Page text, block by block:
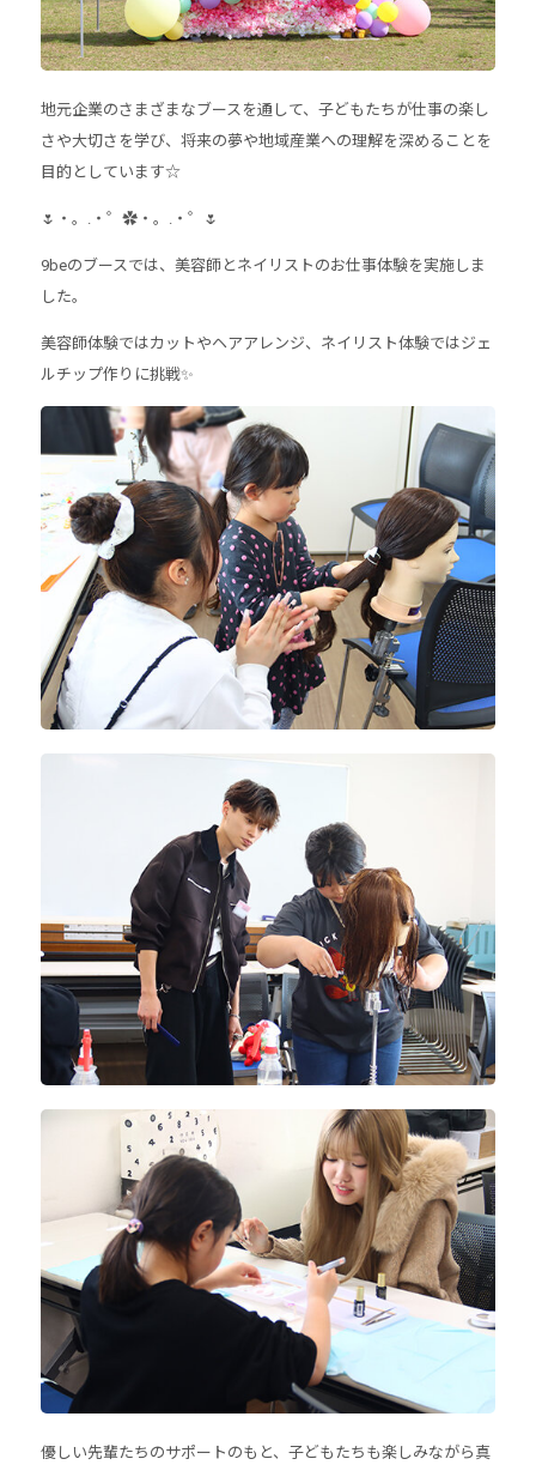
地元企業のさまざまなブースを通して、子どもたちが仕事の楽し
さや大切さを学び、将来の夢や地域産業への理解を深めることを
目的としています☆
🌷・。.・゜✿・。.・゜🌷
9beのブースでは、美容師とネイリストのお仕事体験を実施しま
した。
美容師体験ではカットやヘアアレンジ、ネイリスト体験ではジェ
ルチップ作りに挑戦✨
優しい先輩たちのサポートのもと、子どもたちも楽しみながら真